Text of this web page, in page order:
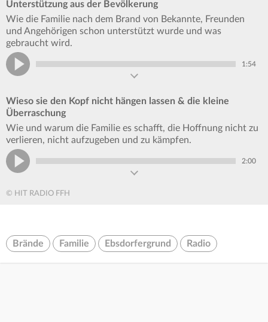
Unterstützung aus der Bevölkerung
Wie die Familie nach dem Brand von Bekannte, Freunden
und Angehörigen schon unterstützt wurde und was
gebraucht wird.
1:54
Wieso sie den Kopf nicht hängen lassen & die kleine
Überraschung
Wie und warum die Familie es schafft, die Hoffnung nicht zu
verlieren, nicht aufzugeben und zu kämpfen.
2:00
© HIT RADIO FFH
Brände Familie Ebsdorfergrund Radio